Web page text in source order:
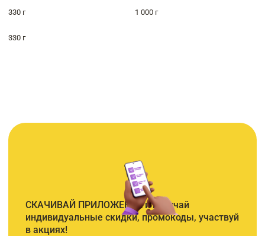
330 г 1 000 г
330 г
СКАЧИВАЙ ПРИЛОЖЕНИЕ и получай
индивидуальные скидки, промокоды, участвуй
в акциях!